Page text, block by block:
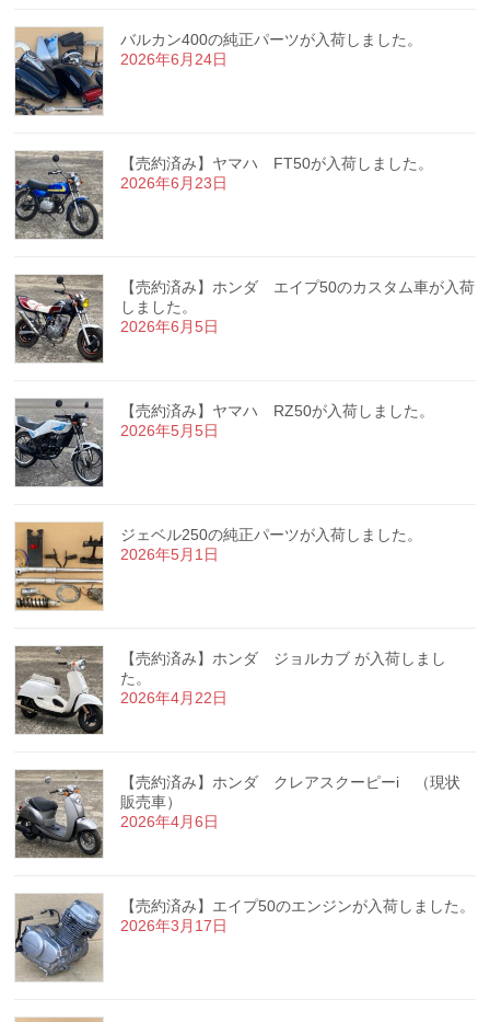
バルカン400の純正パーツが入荷しました。
2026年6月24日
【売約済み】ヤマハ FT50が入荷しました。
2026年6月23日
【売約済み】ホンダ エイプ50のカスタム車が入荷
しました。
2026年6月5日
【売約済み】ヤマハ RZ50が入荷しました。
2026年5月5日
ジェベル250の純正パーツが入荷しました。
2026年5月1日
【売約済み】ホンダ ジョルカブ が入荷しまし
た。
2026年4月22日
【売約済み】ホンダ クレアスクーピーi （現状
販売車）
2026年4月6日
【売約済み】エイプ50のエンジンが入荷しました。
2026年3月17日